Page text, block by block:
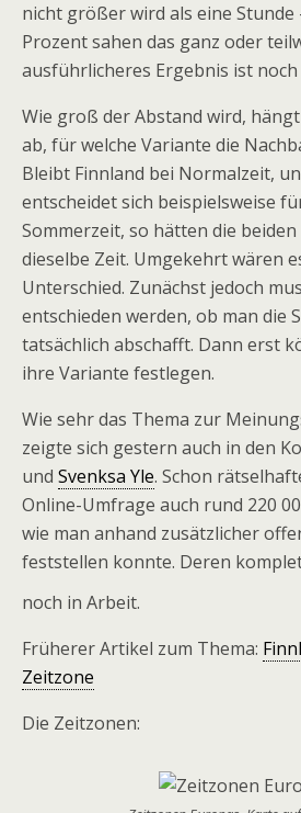
nicht größer wird als eine Stunde
Prozent sahen das ganz oder
ausführlicheres Ergebnis ist
Wie groß der Abstand wird,
ab, für welche Variante die
Bleibt Finnland bei Normalzeit,
entscheidet sich beispielsweise
Sommerzeit, so hätten die
dieselbe Zeit. Umgekehrt wären
Unterschied. Zunächst jedoch
entschieden werden, ob man die
tatsächlich abschafft. Dann erst
ihre Variante festlegen.
Wie sehr das Thema zur
zeigte sich gestern auch in den
und Svenksa Yle. Schon
Online-Umfrage auch rund 220
wie man anhand zusätzlicher
feststellen konnte. Deren
noch in Arbeit.
Früherer Artikel zum Thema:
Zeitzone
Die Zeitzonen: